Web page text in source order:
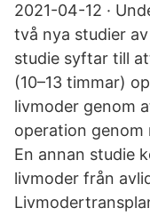
2021-04-12 ·
två nya studier
studie syftar till
(10–13 timmar)
livmoder genom
operation genom
En annan studie
livmoder från